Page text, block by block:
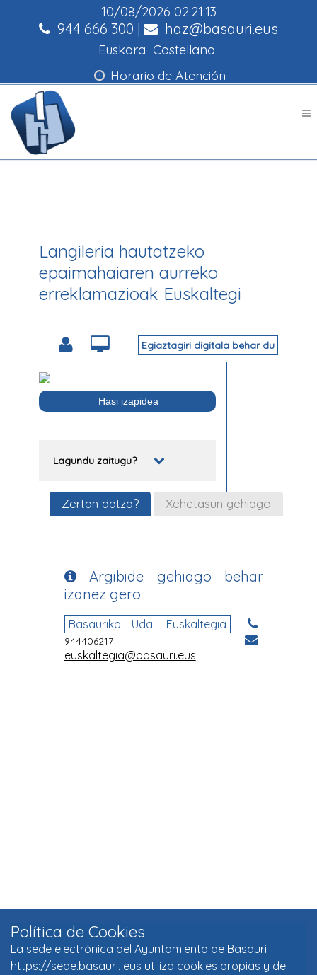
10/08/2026 02:21:13
944 666 300 | haz@basauri.eus
Euskara Castellano
Horario de Atención
Política de Cookies
La sede electrónica del Ayuntamiento de Basauri
https://sede.basauri. eus utiliza cookies propias y de